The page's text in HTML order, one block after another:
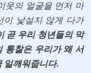
웃의 얼굴을 먼저 마
이 낯설지 않게 다가
곧 우리 청년들의 막
통찰은 우리가 왜 서
일깨워줍니다.